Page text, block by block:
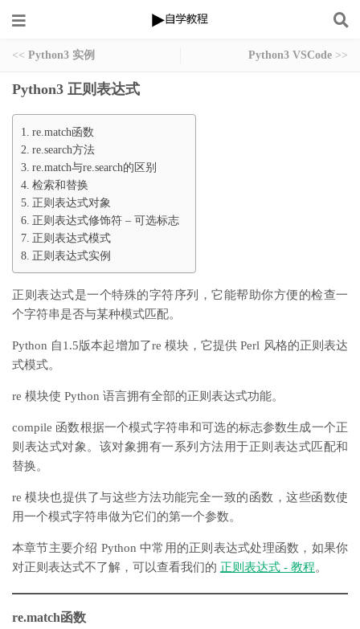
<< Python3 实例 Python3 VSCode >>
Python3 正则表达式
re.match函数
re.search方法
re.match与re.search的区别
检索和替换
正则表达式对象
正则表达式修饰符 – 可选标志
正则表达式模式
正则表达式实例
正则表达式是一个特殊的字符序列，它能帮助你方便的检查一
个字符串是否与某种模式匹配。
Python 自1.5版本起增加了re 模块，它提供 Perl 风格的正则表达
式模式。
re 模块使 Python 语言拥有全部的正则表达式功能。
compile 函数根据一个模式字符串和可选的标志参数生成一个正
则表达式对象。该对象拥有一系列方法用于正则表达式匹配和
替换。
re 模块也提供了与这些方法功能完全一致的函数，这些函数使
用一个模式字符串做为它们的第一个参数。
本章节主要介绍 Python 中常用的正则表达式处理函数，如果你
对正则表达式不了解，可以查看我们的 正则表达式 - 教程。
re.match函数